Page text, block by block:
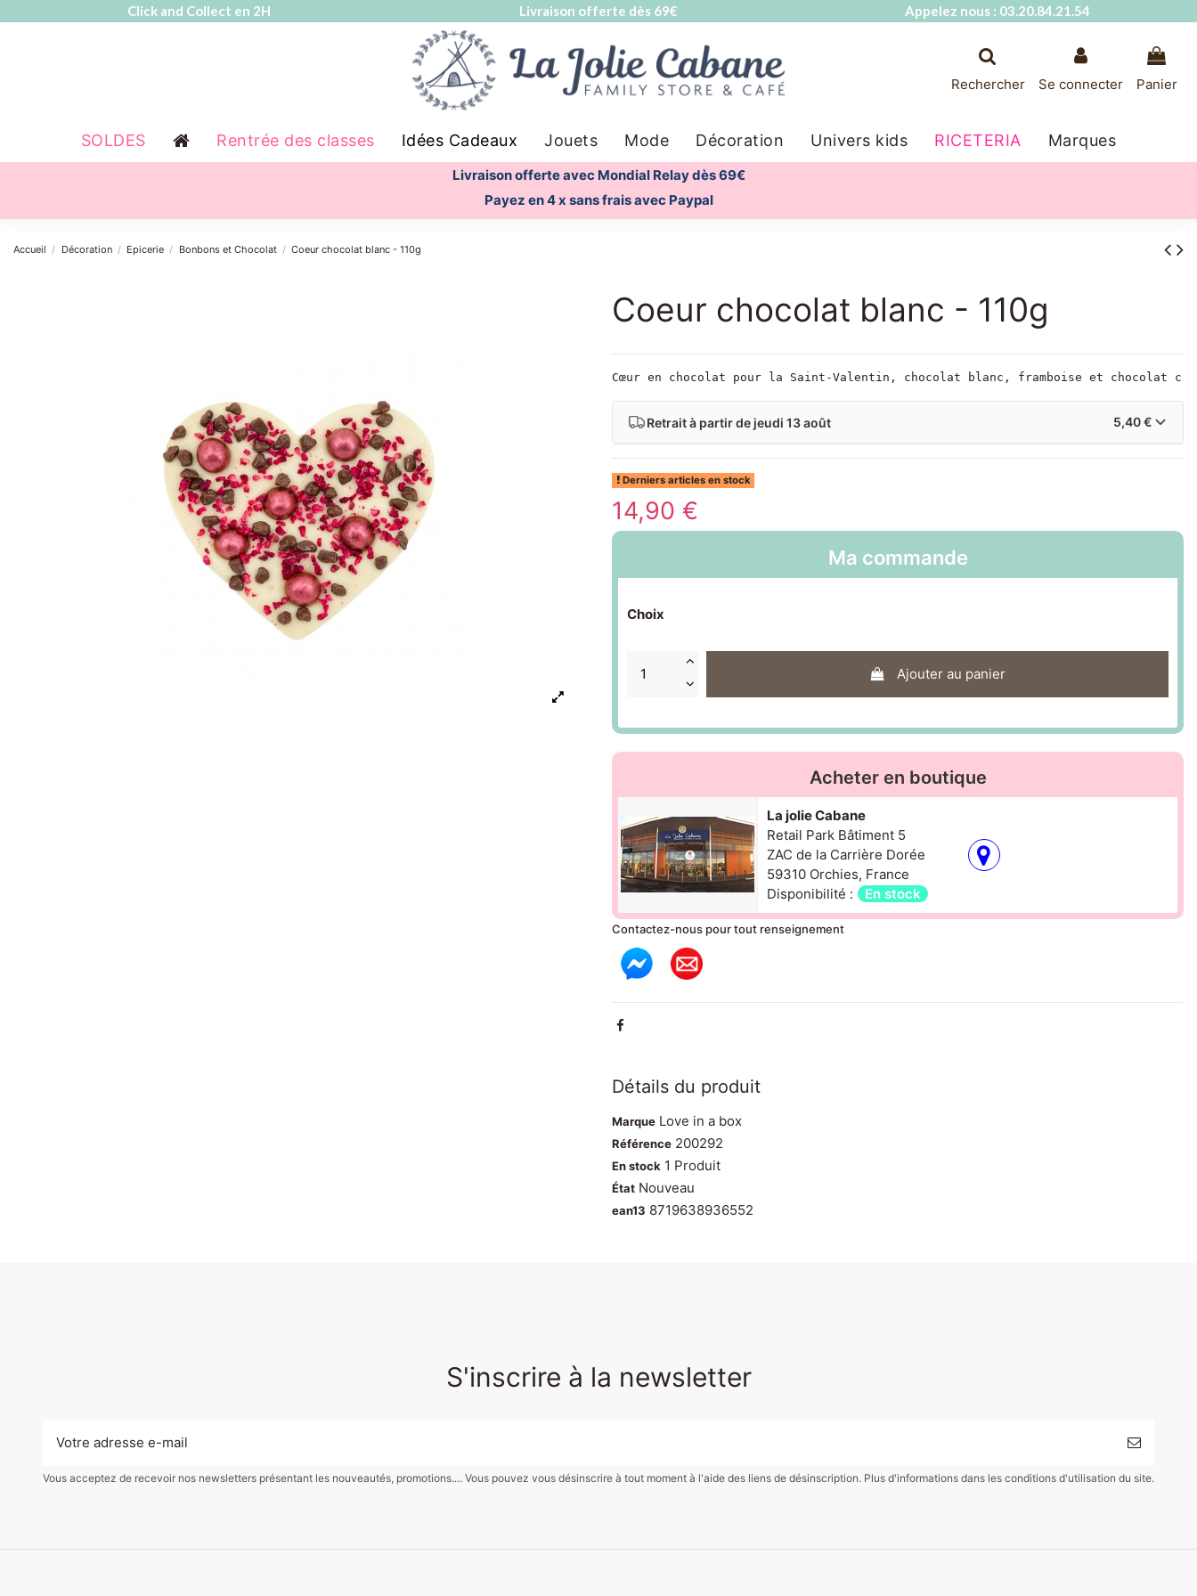
Click and Collect en 2H Livraison offerte dès 69€ Appelez nous : 03.20.84.21.54
Rechercher Se connecter Panier
SOLDES Rentrée des classes Idées Cadeaux Jouets Mode Décoration Univers kids RICETERIA Marques
Livraison offerte avec Mondial Relay dès 69€
Payez en 4 x sans frais avec Paypal
Accueil Décoration Epicerie Bonbons et Chocolat Coeur chocolat blanc - 110g
Coeur chocolat blanc - 110g
Cœur en chocolat pour la Saint-Valentin, chocolat blanc, framboise et chocolat
Retrait à partir dejeudi 13 août 5,40 €
Derniers articles en stock
14,90 €
Ma commande
Choix
Ajouter au panier
Acheter en boutique
La jolie Cabane
Retail Park Bâtiment 5
ZAC de la Carrière Dorée
59310 Orchies, France
Disponibilité :
En stock
Contactez-nous pour tout renseignement
Détails du produit
Marque Love in a box
Référence 200292
En stock 1 Produit
État Nouveau
ean13 8719638936552
S'inscrire à la newsletter
Vous acceptez de recevoir nos newsletters présentant les nouveautés, promotions.... Vous pouvez vous désinscrire à tout moment à l'aide des liens de désinscription. Plus d'informations dans les conditions d'utilisation du site.